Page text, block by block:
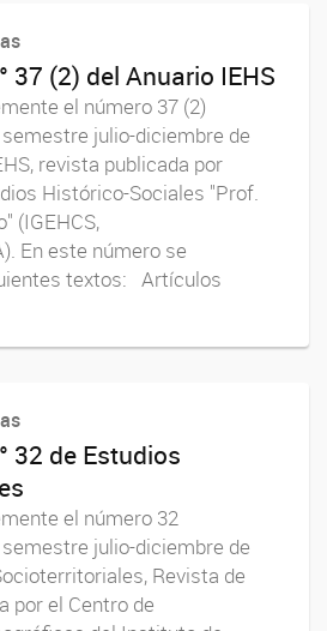
37 (2) del Anuario IEHS
el número 37 (2)
julio-diciembre de
revista publicada por
Histórico-Sociales "Prof.
(IGEHCS,
En este número se
textos: Artículos
32 de Estudios
el número 32
julio-diciembre de
Revista de
por el Centro de